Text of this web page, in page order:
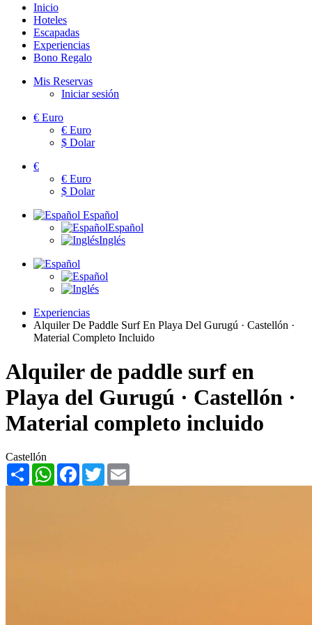
Inicio
Hoteles
Escapadas
Experiencias
Bono Regalo
Mis Reservas
Iniciar sesión
€ Euro
€ Euro
$ Dolar
€
€ Euro
$ Dolar
Español
Español
Inglés
Experiencias
Alquiler De Paddle Surf En Playa Del Gurugú · Castellón ·
Material Completo Incluido
Alquiler de paddle surf en
Playa del Gurugú · Castellón ·
Material completo incluido
Castellón
Share WhatsAppFacebook
Twitter